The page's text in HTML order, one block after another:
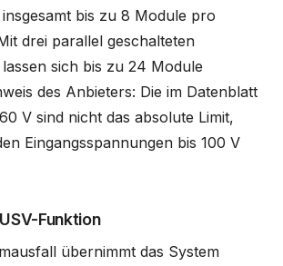
bis zu 8 Module pro
drei parallel geschalteten
sich bis zu 24 Module
des Anbieters: Die im Datenblatt
V sind nicht das absolute Limit,
Eingangsspannungen bis 100 V
Funktion
übernimmt das System